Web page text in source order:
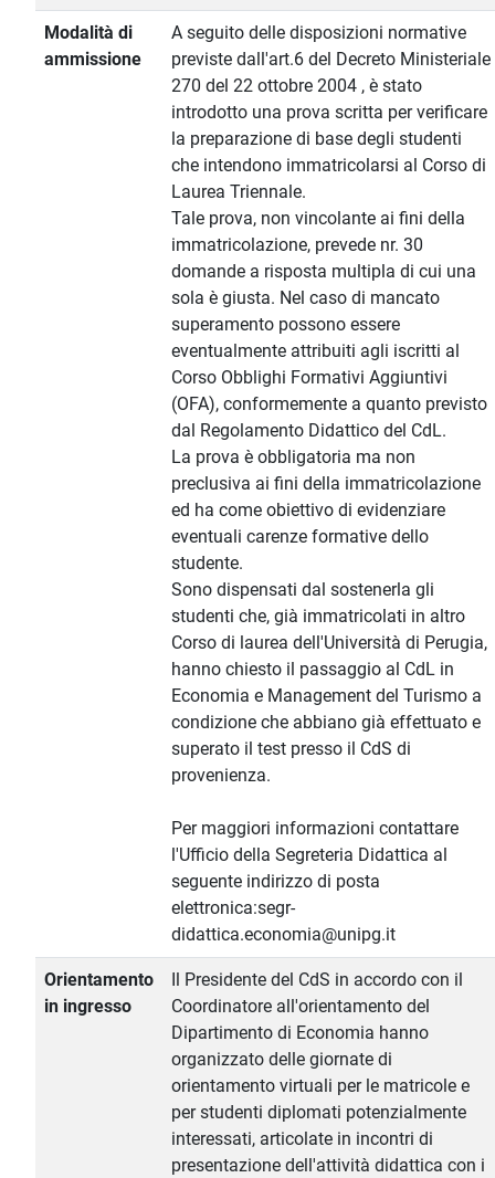
Modalità di
ammissione
A seguito delle disposizioni normative
previste dall'art.6 del Decreto Ministeriale
270 del 22 ottobre 2004 , è stato
introdotto una prova scritta per verificare
la preparazione di base degli studenti
che intendono immatricolarsi al Corso di
Laurea Triennale.
Tale prova, non vincolante ai fini della
immatricolazione, prevede nr. 30
domande a risposta multipla di cui una
sola è giusta. Nel caso di mancato
superamento possono essere
eventualmente attribuiti agli iscritti al
Corso Obblighi Formativi Aggiuntivi
(OFA), conformemente a quanto previsto
dal Regolamento Didattico del CdL.
La prova è obbligatoria ma non
preclusiva ai fini della immatricolazione
ed ha come obiettivo di evidenziare
eventuali carenze formative dello
studente.
Sono dispensati dal sostenerla gli
studenti che, già immatricolati in altro
Corso di laurea dell'Università di Perugia,
hanno chiesto il passaggio al CdL in
Economia e Management del Turismo a
condizione che abbiano già effettuato e
superato il test presso il CdS di
provenienza.
Per maggiori informazioni contattare
l'Ufficio della Segreteria Didattica al
seguente indirizzo di posta
elettronica:segr-
didattica.economia@unipg.it
Orientamento
in ingresso
Il Presidente del CdS in accordo con il
Coordinatore all'orientamento del
Dipartimento di Economia hanno
organizzato delle giornate di
orientamento virtuali per le matricole e
per studenti diplomati potenzialmente
interessati, articolate in incontri di
presentazione dell'attività didattica con i